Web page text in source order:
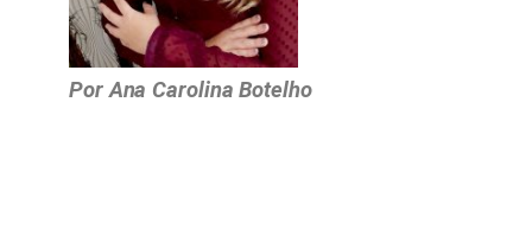
Por Ana Carolina Botelho